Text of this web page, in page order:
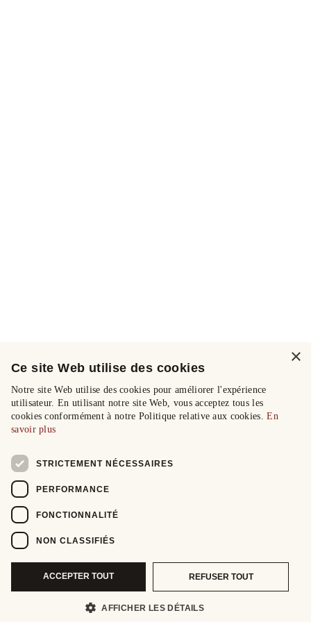
×
Ce site Web utilise des cookies
Notre site Web utilise des cookies pour améliorer l'expérience
utilisateur. En utilisant notre site Web, vous acceptez tous les
cookies conformément à notre Politique relative aux cookies.En
savoir plus
STRICTEMENT NÉCESSAIRES
PERFORMANCE
FONCTIONNALITÉ
NON CLASSIFIÉS
ACCEPTER TOUT REFUSER TOUT
AFFICHER LES DÉTAILS